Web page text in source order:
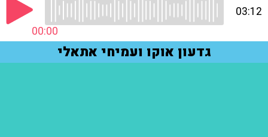
00:00
03:12
גדעון אוקו ועמיחי אתאלי